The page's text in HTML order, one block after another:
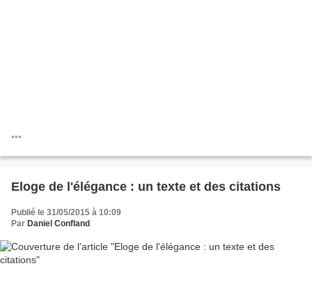
°°°
Eloge de l'élégance : un texte et des citations
Publié le 31/05/2015 à 10:09
Par Daniel Confland